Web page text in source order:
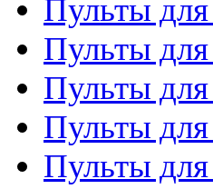
Пульты
Пульты для
Пульты
Пульты
Пульты